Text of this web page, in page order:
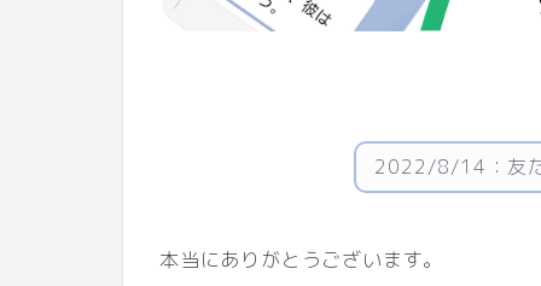
2022/8/14：友
本当にありがとうございます。